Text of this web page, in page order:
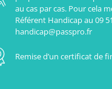
au cas par cas. Pour cela
Référent Handicap au 09
handicap@passpro.fr
Remise d’un certificat de